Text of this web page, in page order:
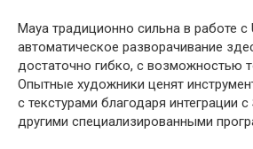
Maya традиционно сильна в работе с
автоматическое разворачивание
достаточно гибко, с возможностью
Опытные художники ценят
с текстурами благодаря интеграции
другими специализированными